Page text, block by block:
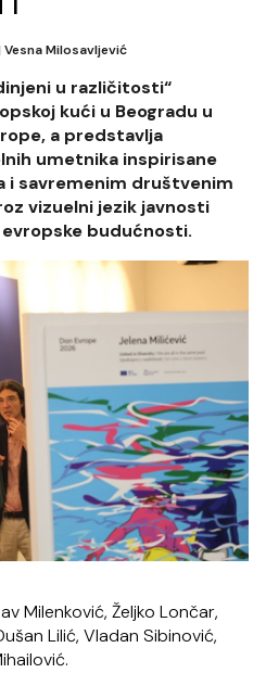
Vesna Milosavljević
u različitosti“
kući u Beogradu u
a predstavlja
umetnika inspirisane
i savremenim društvenim
vizuelni jezik javnosti
budućnosti.
Milenković, Željko Lončar,
Lilić, Vladan Sibinović,